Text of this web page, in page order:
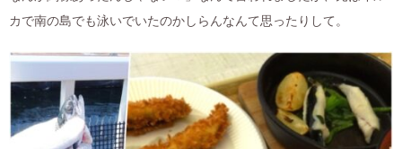
カで南の島でも泳いでいたのかしらんなんて思ったりして。